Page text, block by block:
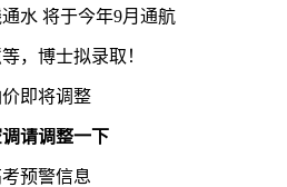
水 将于今年9月通航
，博士拟录取！
即将调整
请调整一下
预警信息